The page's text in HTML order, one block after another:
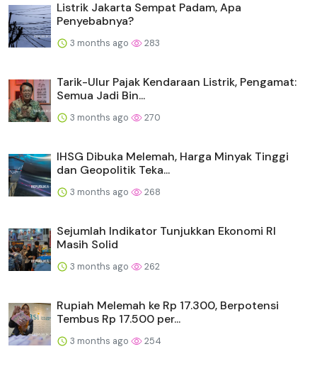
Listrik Jakarta Sempat Padam, Apa
Penyebabnya?
3 months ago 283
Tarik-Ulur Pajak Kendaraan Listrik, Pengamat:
Semua Jadi Bin...
3 months ago 270
IHSG Dibuka Melemah, Harga Minyak Tinggi
dan Geopolitik Teka...
3 months ago 268
Sejumlah Indikator Tunjukkan Ekonomi RI
Masih Solid
3 months ago 262
Rupiah Melemah ke Rp 17.300, Berpotensi
Tembus Rp 17.500 per...
3 months ago 254